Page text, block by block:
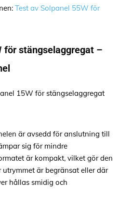
Test av Solpanel 55W för
för stängselaggregat –
är avsedd för anslutning till
sig för mindre
är kompakt, vilket gör den
är begränsat eller där
hållas smidig och